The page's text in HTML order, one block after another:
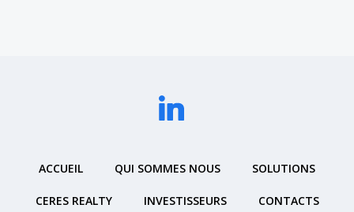
ACCUEIL QUI SOMMES NOUS SOLUTIONS
CERES REALTY INVESTISSEURS CONTACTS